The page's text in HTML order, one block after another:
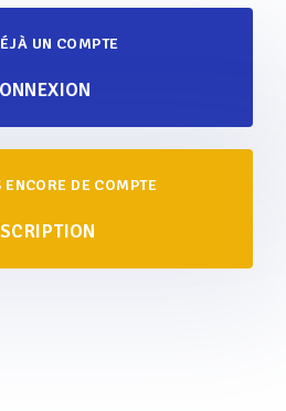
UN COMPTE
ENCORE DE COMPTE